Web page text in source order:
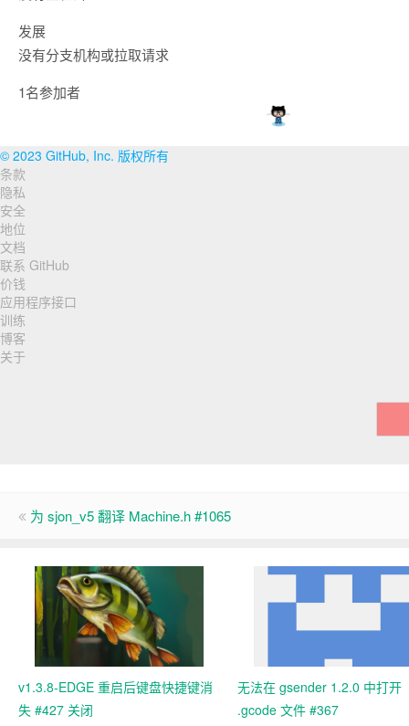
发展
没有分支机构或拉取请求
1名参加者
© 2023 GitHub, Inc. 版权所有
页
脚
导
航
条款
隐私
安全
地位
文档
联系 GitHub
价钱
应用程序接口
训练
博客
关于
为 sjon_v5 翻译 Machine.h #1065
v1.3.8-EDGE 重启后键盘快捷键消
失 #427 关闭
无法在 gsender 1.2.0 中打开
.gcode 文件 #367